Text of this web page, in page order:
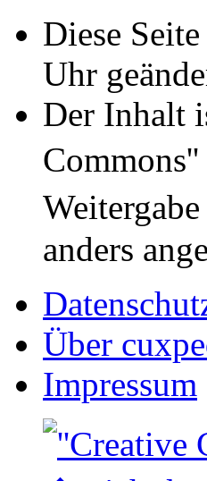
Diese
Uhr
Der Inhalt
anders
Über
Impressum